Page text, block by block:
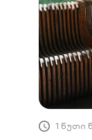
1 წუთი